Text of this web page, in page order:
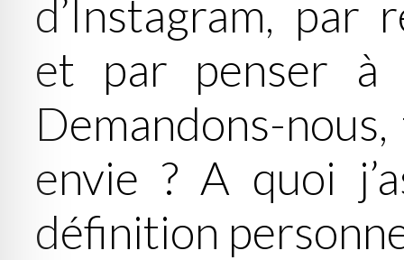
d’Instagram, par
et par penser à
Demandons-
envie ? A quoi
définition